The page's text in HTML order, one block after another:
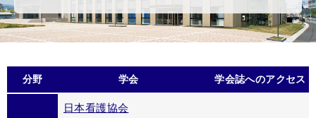
動
分野 学会 学会誌へのアクセス
日本看護協会